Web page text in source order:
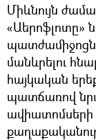
Միևնույն
«Աերոֆլոտը»
մանևրելու
հայկական
պատճառով
ավիատոմսերի